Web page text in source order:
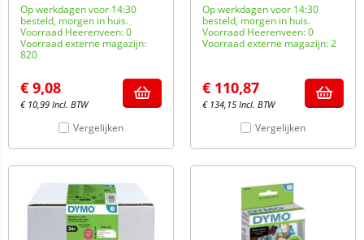
Op werkdagen voor 14:30
besteld, morgen in huis.
Voorraad Heerenveen: 0
Voorraad externe magazijn:
820
€ 9,08
€ 10,99 Incl. BTW
Vergelijken
Op werkdagen voor 14:30
besteld, morgen in huis.
Voorraad Heerenveen: 0
Voorraad externe magazijn: 2
€ 110,87
€ 134,15 Incl. BTW
Vergelijken